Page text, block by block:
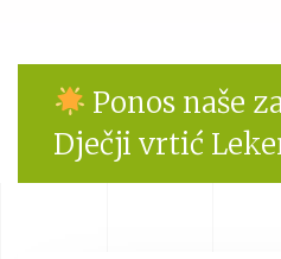
Ponos naše
Dječji vrtić